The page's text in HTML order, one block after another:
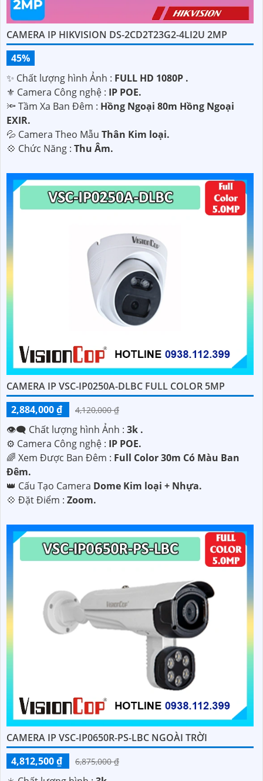
CAMERA IP HIKVISION DS-2CD2T23G2-4LI2U 2MP
45%
✨ Chất lượng hình Ảnh : FULL HD 1080P .
⚜️ Camera Công nghệ : IP POE.
🔦 Tầm Xa Ban Đêm : Hồng Ngoại 80m Hồng Ngoại
EXIR.
💦 Camera Theo Mẫu Thân Kim loại.
️💠 Chức Năng : Thu Âm.
CAMERA IP VSC-IP0250A-DLBC FULL COLOR 5MP
2,884,000 ₫
4,120,000 ₫
👁️‍🗨 Chất lượng hình Ảnh : 3k .
⚙ Camera Công nghệ : IP POE.
🌈 Xem Được Ban Đêm : Full Color 30m Có Màu Ban
Ðêm.
👑 Cấu Tạo Camera Dome Kim loại + Nhựa.
️💠 Đặt Điểm : Zoom.
CAMERA IP VSC-IP0650R-PS-LBC NGOÀI TRỜI
4,812,500 ₫
6,875,000 ₫